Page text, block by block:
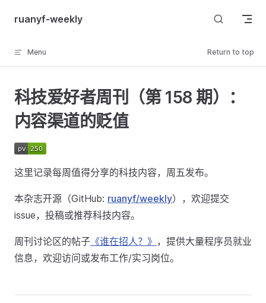
Skip to content
ruanyf-weekly
Menu Return to top
科技爱好者周刊（第 158 期）：
内容渠道的贬值
这里记录每周值得分享的科技内容，周五发布。
本杂志开源（GitHub: ruanyf/weekly），欢迎提交
issue，投稿或推荐科技内容。
周刊讨论区的帖子 《谁在招人？》 ，提供大量程序员就业
信息，欢迎访问或发布工作/实习岗位。